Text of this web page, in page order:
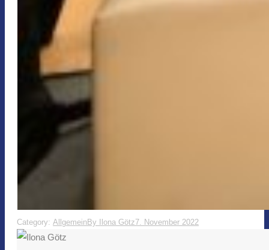
Category: AllgemeinBy Ilona Götz7. November 2022